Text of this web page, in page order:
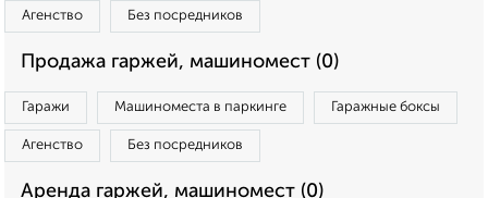
Агенство Без посредников
Продажа гаржей, машиномест (0)
Гаражи Машиноместа в паркинге Гаражные боксы
Агенство Без посредников
Аренда гаржей, машиномест (0)